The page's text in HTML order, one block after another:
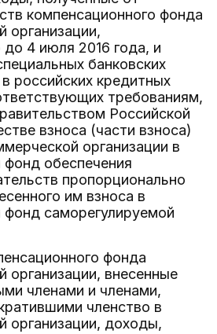
компенсационного фонда
организации,
4 июля 2016 года, и
банковских
российских кредитных
требованиям,
Российской
взноса (части взноса)
организации в
обеспечения
пропорционально
им взноса в
саморегулируемой
фонда
организации, внесенные
членами и членами,
членство в
организации, доходы,